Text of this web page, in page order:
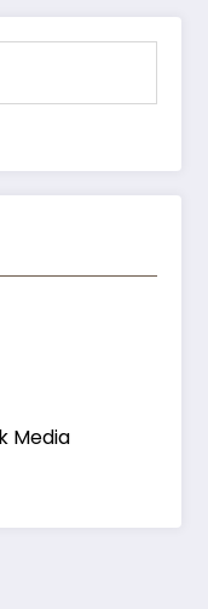
Media